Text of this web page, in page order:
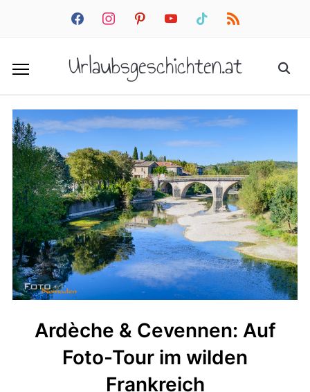
facebookinstagrampinterestyoutube tiktok rss
Urlaubsgeschichten.at
Ardèche & Cevennen: Auf
Foto-Tour im wilden
Frankreich